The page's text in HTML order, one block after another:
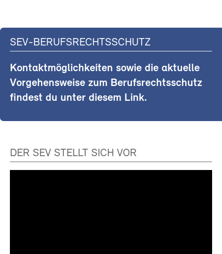
SEV-BERUFSRECHTSSCHUTZ
Kontaktmöglichkeiten sowie die aktuelle
Vorgehensweise zum Berufsrechtsschutz
findest du unter diesem Link.
DER SEV STELLT SICH VOR